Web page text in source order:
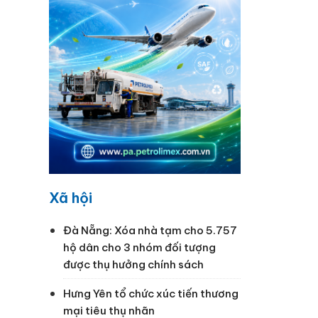
Xã hội
Đà Nẵng: Xóa nhà tạm cho 5.757
hộ dân cho 3 nhóm đối tượng
được thụ hưởng chính sách
Hưng Yên tổ chức xúc tiến thương
mại tiêu thụ nhãn